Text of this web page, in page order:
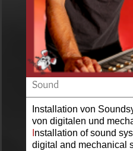
Sound
Installation von
von digitalen und
nstallation of sound
digital and mechanical